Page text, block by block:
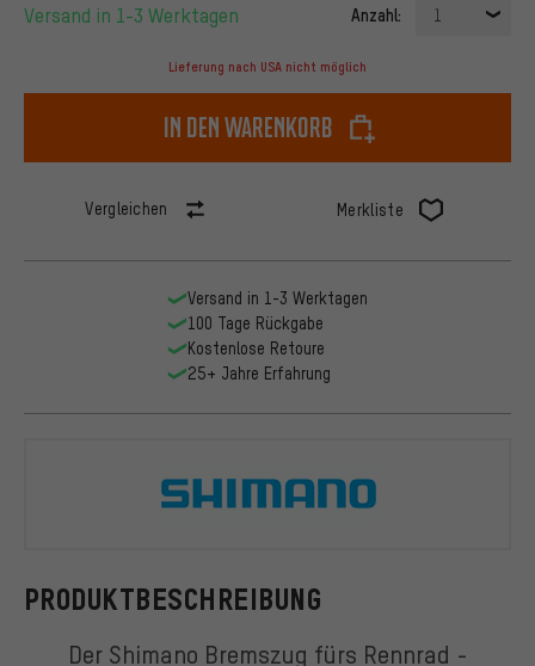
Versand in 1-3 Werktagen Anzahl: 1
Lieferung nach USA nicht möglich
In den Warenkorb
Vergleichen Merkliste
PRODUKTBESCHREIBUNG
Der Shimano Bremszug fürs Rennrad -
Versand in 1-3 Werktagen
100 Tage Rückgabe
Kostenlose Retoure
25+ Jahre Erfahrung
Shimano